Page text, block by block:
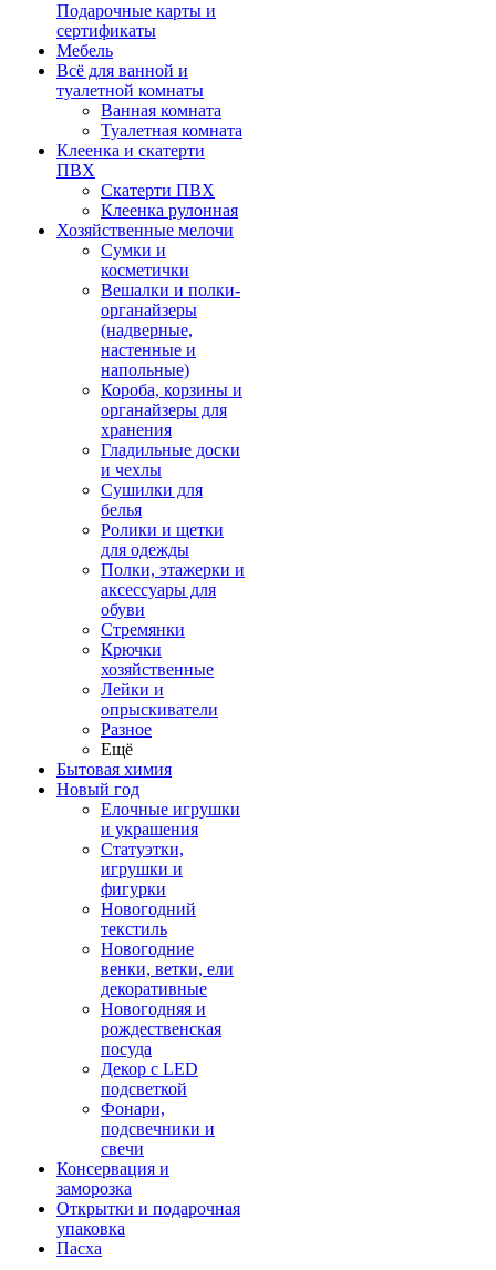
Подарочные карты и
сертификаты
Мебель
Всё для ванной и
туалетной комнаты
Ванная комната
Туалетная комната
Клеенка и скатерти
ПВХ
Скатерти ПВХ
Клеенка рулонная
Хозяйственные мелочи
Сумки и
косметички
Вешалки и полки-
органайзеры
(надверные,
настенные и
напольные)
Короба, корзины и
органайзеры для
хранения
Гладильные доски
и чехлы
Сушилки для
белья
Ролики и щетки
для одежды
Полки, этажерки и
аксессуары для
обуви
Стремянки
Крючки
хозяйственные
Лейки и
опрыскиватели
Разное
Ещё
Бытовая химия
Новый год
Елочные игрушки
и украшения
Статуэтки,
игрушки и
фигурки
Новогодний
текстиль
Новогодние
венки, ветки, ели
декоративные
Новогодняя и
рождественская
посуда
Декор с LED
подсветкой
Фонари,
подсвечники и
свечи
Консервация и
заморозка
Открытки и подарочная
упаковка
Пасха